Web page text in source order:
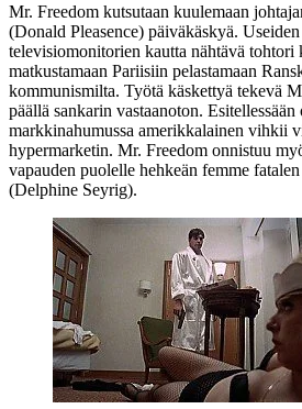
Mr. Freedom kutsutaan kuulemaan
(Donald Pleasence) päiväkäskyä.
televisiomonitorien kautta nähtävä tohtori
matkustamaan Pariisiin pelastamaan
kommunismilta. Työtä käskettyä tekevä
päällä sankarin vastaanoton.
markkinahumussa amerikkalainen vihkii
hypermarketin. Mr. Freedom onnistuu
vapauden puolelle hehkeän femme
(Delphine Seyrig).